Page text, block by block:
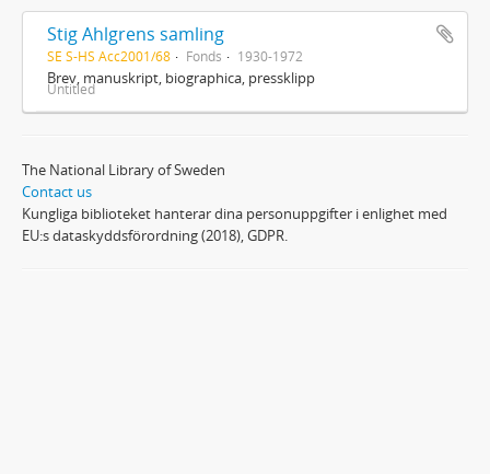
Stig Ahlgrens samling
SE S-HS Acc2001/68 Fonds 1930-1972
Brev, manuskript, biographica, pressklipp
Untitled
The National Library of Sweden
Contact us
Kungliga biblioteket hanterar dina personuppgifter i enlighet med
EU:s dataskyddsförordning (2018), GDPR.